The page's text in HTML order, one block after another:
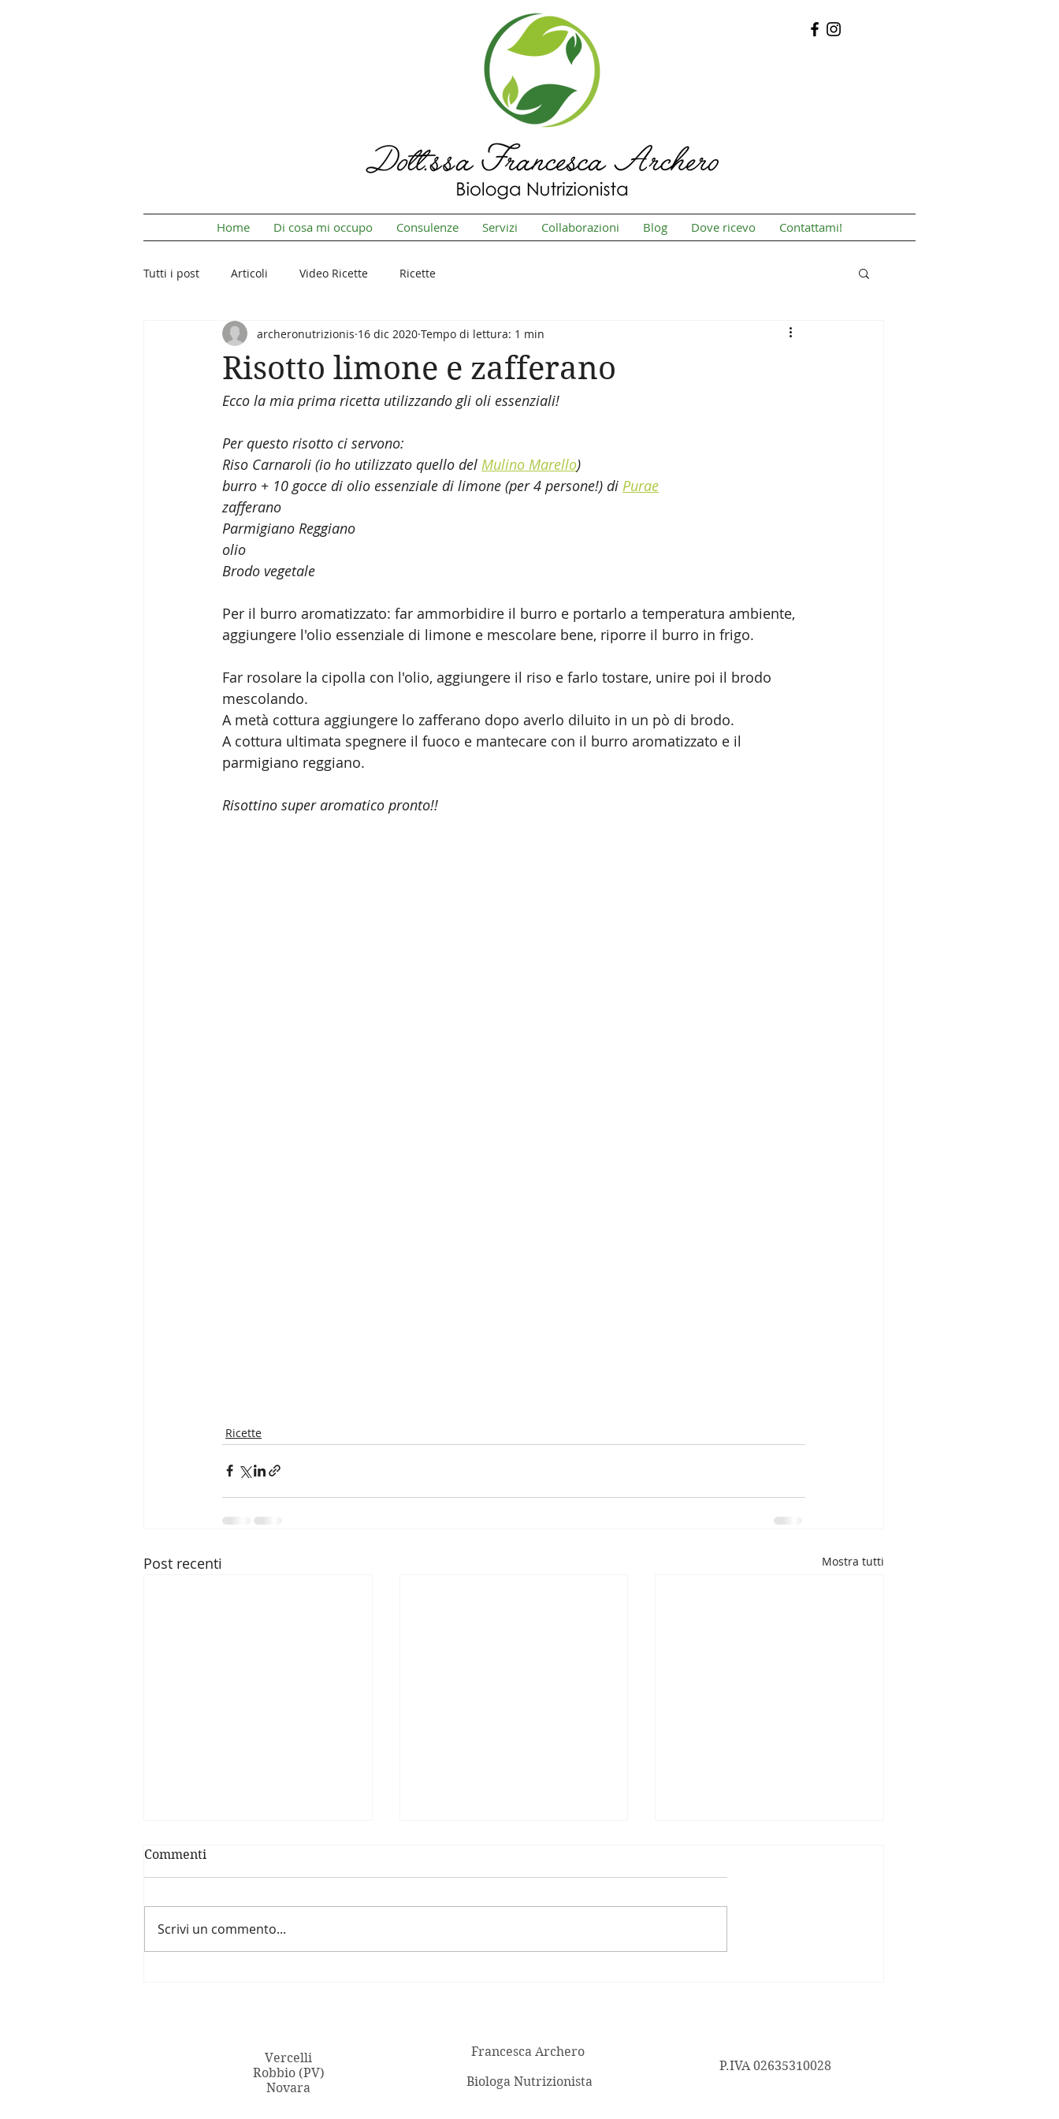
Home Di cosa mi occupo Consulenze Servizi Collaborazioni Blog Dove ricevo Contattami!
Tutti i post Articoli Video Ricette Ricette
Risotto limone e zafferano
archeronutrizionis 16 dic 2020 Tempo di lettura: 1 min
Ecco la mia prima ricetta utilizzando gli oli essenziali!
Per questo risotto ci servono:
Riso Carnaroli (io ho utilizzato quello del Mulino Marello)
burro + 10 gocce di olio essenziale di limone (per 4 persone!) di Purae
zafferano
Parmigiano Reggiano
olio
Brodo vegetale
Per il burro aromatizzato: far ammorbidire il burro e portarlo a temperatura ambiente,
aggiungere l'olio essenziale di limone e mescolare bene, riporre il burro in frigo.
Far rosolare la cipolla con l'olio, aggiungere il riso e farlo tostare, unire poi il brodo
mescolando.
A metà cottura aggiungere lo zafferano dopo averlo diluito in un pò di brodo.
A cottura ultimata spegnere il fuoco e mantecare con il burro aromatizzato e il
parmigiano reggiano.
Risottino super aromatico pronto!!
Ricette
Post recenti Mostra tutti
Pollo marinato
Commenti
Scrivi un commento...
Vercelli
Robbio (PV)
Novara
Francesca Archero
Biologa Nutrizionista
P.IVA 02635310028